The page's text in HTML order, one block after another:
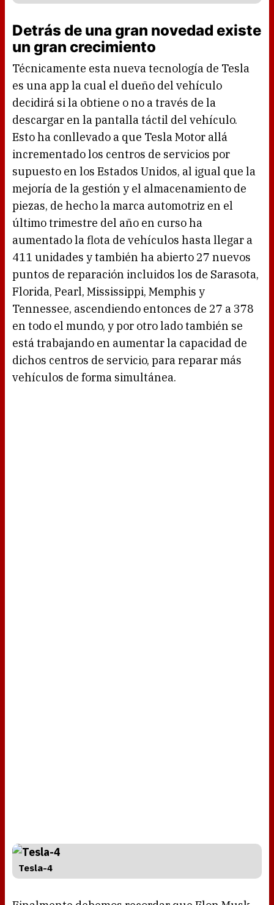
Detrás de una gran novedad existe
un gran crecimiento
Técnicamente esta nueva tecnología de Tesla
es una app la cual el dueño del vehículo
decidirá si la obtiene o no a través de la
descargar en la pantalla táctil del vehículo.
Esto ha conllevado a que Tesla Motor allá
incrementado los centros de servicios por
supuesto en los Estados Unidos, al igual que la
mejoría de la gestión y el almacenamiento de
piezas, de hecho la marca automotriz en el
último trimestre del año en curso ha
aumentado la flota de vehículos hasta llegar a
411 unidades y también ha abierto 27 nuevos
puntos de reparación incluidos los de Sarasota,
Florida, Pearl, Mississippi, Memphis y
Tennessee, ascendiendo entonces de 27 a 378
en todo el mundo, y por otro lado también se
está trabajando en aumentar la capacidad de
dichos centros de servicio, para reparar más
vehículos de forma simultánea.
Tesla-4